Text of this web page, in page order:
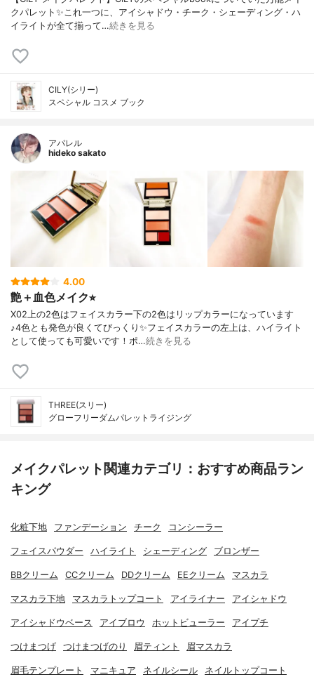
クパレット✨これ一つに、アイシャドウ・チーク・シェーディング・ハ
イライトが全て揃って…続きを見る
CILY(シリー)
スペシャル コスメ ブック
アパレル
hideko sakato
4.00
艶＋血色メイク⭐︎
X02上の2色はフェイスカラー下の2色はリップカラーになっています
♪4色とも発色が良くてびっくり✨フェイスカラーの左上は、ハイライト
として使っても可愛いです！ポ…続きを見る
THREE(スリー)
グローフリーダムパレットライジング
メイクパレット関連カテゴリ：おすすめ商品ラン
キング
化粧下地 ファンデーション チーク コンシーラー
フェイスパウダー ハイライト シェーディング ブロンザー
BBクリーム CCクリーム DDクリーム EEクリーム マスカラ
マスカラ下地 マスカラトップコート アイライナー アイシャドウ
アイシャドウベース アイブロウ ホットビューラー アイプチ
つけまつげ つけまつげのり 眉ティント 眉マスカラ
眉毛テンプレート マニキュア ネイルシール ネイルトップコート